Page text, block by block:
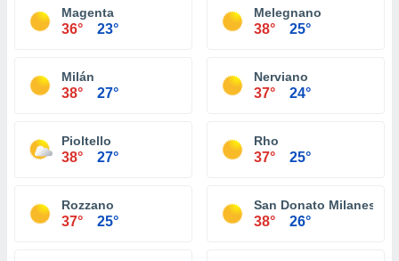
Magenta
36° 23°
Melegnano
38° 25°
Milán
38° 27°
Nerviano
37° 24°
Pioltello
38° 27°
Rho
37° 25°
Rozzano
37° 25°
San Donato Milanese
38° 26°